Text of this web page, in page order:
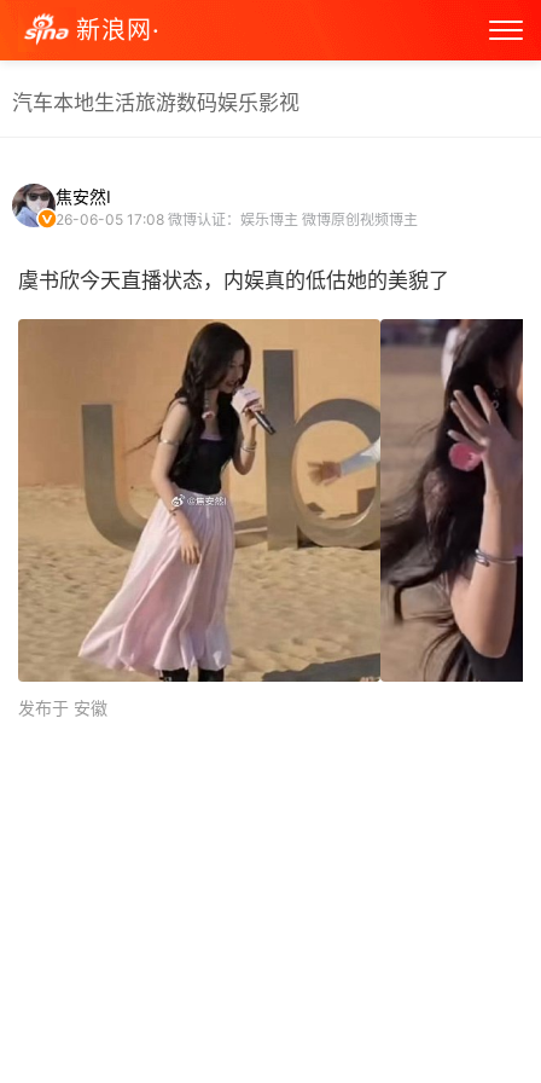
新浪网·
汽车本地生活旅游数码娱乐影视
焦安然I
26-06-05 17:08 微博认证：娱乐博主 微博原创视频博主
虞书欣今天直播状态，内娱真的低估她的美貌了 ​
发布于 安徽